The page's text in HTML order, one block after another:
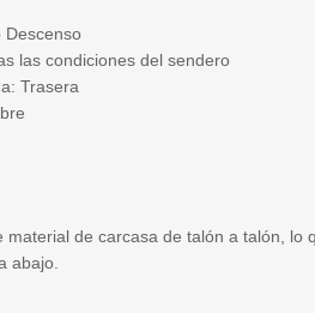
Descenso
las condiciones del sendero
Trasera
material de carcasa de talón a talón,
abajo.